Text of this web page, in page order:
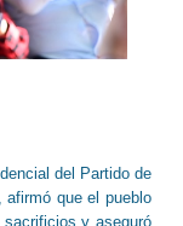
del Partido de
afirmó que el pueblo
y aseguró